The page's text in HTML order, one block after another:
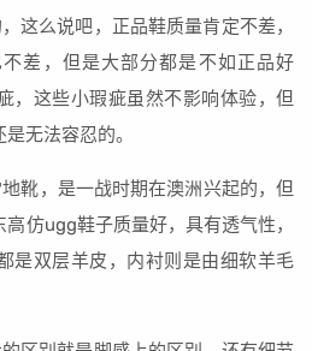
这么说吧，正品鞋质量肯定不差，
差，但是大部分都是不如正品好
，这些小瑕疵虽然不影响体验，但
无法容忍的。
靴，是一战时期在澳洲兴起的，但
仿ugg鞋子质量好，具有透气性，
是双层羊皮，内衬则是由细软羊毛